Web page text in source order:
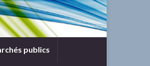
publics